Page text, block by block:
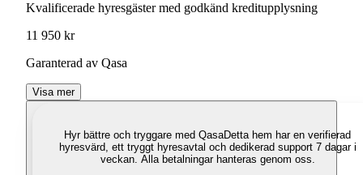
Kvalificerade hyresgäster med godkänd kreditupplysning
11 950 kr
Garanterad av Qasa
Visa mer
Hyr bättre och tryggare med QasaDetta hem har en verifierad
hyresvärd, ett tryggt hyresavtal och dedikerad support 7 dagar i
veckan. Alla betalningar hanteras genom oss.